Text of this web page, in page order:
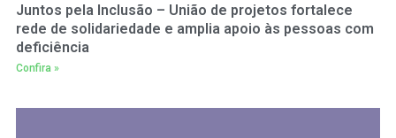
Juntos pela Inclusão – União de projetos fortalece
rede de solidariedade e amplia apoio às pessoas com
deficiência
Confira »